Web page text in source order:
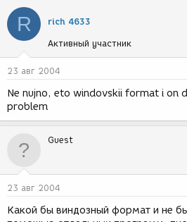
R rich 4633
Активный участник
23 авг 2004
Ne nujno, eto windovskii format i on
problem
Guest
23 авг 2004
Какой бы виндозный формат и не